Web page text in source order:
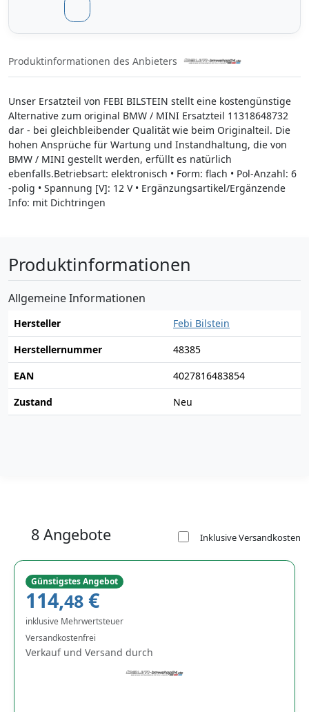
Produktinformationen des Anbieters
Unser Ersatzteil von FEBI BILSTEIN stellt eine kostengünstige
Alternative zum original BMW / MINI Ersatzteil 11318648732
dar - bei gleichbleibender Qualität wie beim Originalteil. Die
hohen Ansprüche für Wartung und Instandhaltung, die von
BMW / MINI gestellt werden, erfüllt es natürlich
ebenfalls.Betriebsart: elektronisch • Form: flach • Pol-Anzahl: 6
-polig • Spannung [V]: 12 V • Ergänzungsartikel/Ergänzende
Info: mit Dichtringen
Produktinformationen
Allgemeine Informationen
Hersteller
Febi Bilstein
Herstellernummer
48385
EAN
4027816483854
Zustand
Neu
8 Angebote Inklusive Versandkosten
Günstigstes Angebot
114,48 €
inklusive Mehrwertsteuer
Versandkostenfrei
Verkauf und Versand durch